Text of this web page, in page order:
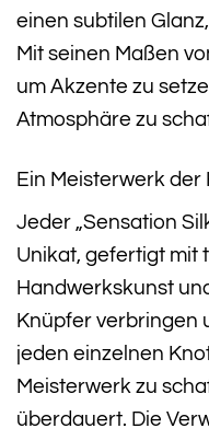
einen subtilen
Mit seinen Maßen
um Akzente zu
Atmosphäre zu
Ein Meisterwerk
Jeder „Sensation
Unikat, gefertigt mit
Handwerkskunst
Knüpfer verbringen
jeden einzelnen
Meisterwerk zu
überdauert. Die